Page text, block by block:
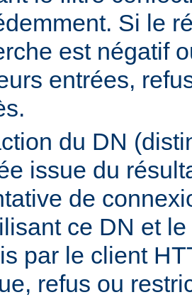
Si le
est négatif
entrées,
du DN
issue du
de
ce DN et
par le client
refus ou